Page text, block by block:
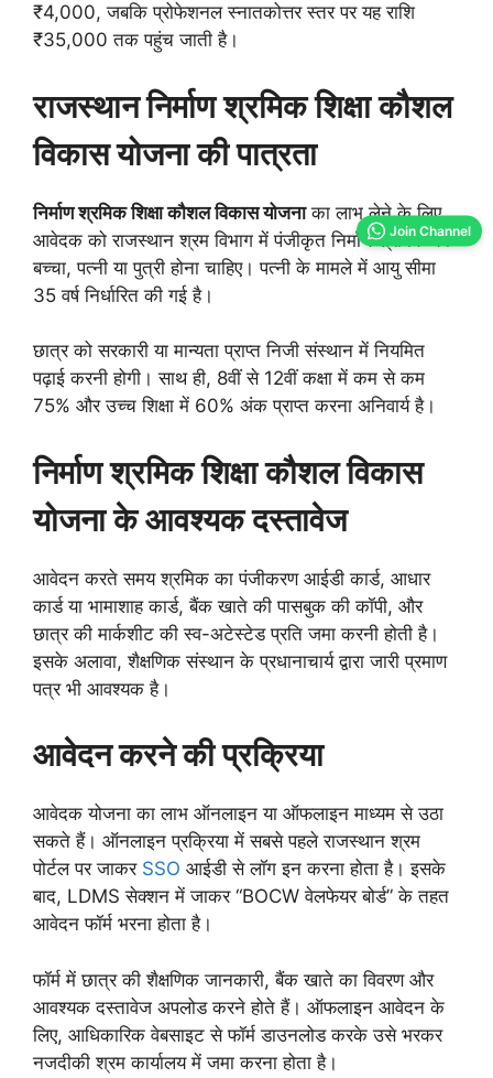
₹4,000, जबकि प्रोफेशनल स्नातकोत्तर स्तर पर यह राशि
₹35,000 तक पहुंच जाती है।
राजस्थाननिर्माण श्रमिक शिक्षा कौशल
विकास योजनाकीपात्रता
निर्माण श्रमिक शिक्षा कौशल विकास योजनाका लाभ लेने के लिए
आवेदक को राजस्थान श्रम विभाग में पंजीकृत निर्माण श्रमिक का
बच्चा, पत्नी या पुत्री होना चाहिए। पत्नी के मामले में आयु सीमा
35 वर्ष निर्धारित की गई है।
छात्र को सरकारी या मान्यता प्राप्त निजी संस्थान में नियमित
पढ़ाई करनी होगी। साथ ही, 8वीं से 12वीं कक्षा में कम से कम
75% और उच्च शिक्षा में 60% अंक प्राप्त करना अनिवार्य है।
निर्माण श्रमिक शिक्षा कौशल विकास
योजनाकेआवश्यक दस्तावेज
आवेदन करते समय श्रमिक का पंजीकरण आईडी कार्ड, आधार
कार्ड या भामाशाह कार्ड, बैंक खाते की पासबुक की कॉपी, और
छात्र की मार्कशीट की स्व-अटेस्टेड प्रति जमा करनी होती है।
इसके अलावा, शैक्षणिक संस्थान के प्रधानाचार्य द्वारा जारी प्रमाण
पत्र भी आवश्यक है।
आवेदन करने की प्रक्रिया
आवेदक योजना का लाभ ऑनलाइन या ऑफलाइन माध्यम से उठा
सकते हैं। ऑनलाइन प्रक्रिया में सबसे पहले राजस्थान श्रम
पोर्टल पर जाकर SSO आईडी से लॉग इन करना होता है। इसके
बाद, LDMS सेक्शन में जाकर “BOCW वेलफेयर बोर्ड” के तहत
आवेदन फॉर्म भरना होता है।
फॉर्म में छात्र की शैक्षणिक जानकारी, बैंक खाते का विवरण और
आवश्यक दस्तावेज अपलोड करने होते हैं। ऑफलाइन आवेदन के
लिए, आधिकारिक वेबसाइट से फॉर्म डाउनलोड करके उसे भरकर
नजदीकी श्रम कार्यालय में जमा करना होता है।
Join Channel